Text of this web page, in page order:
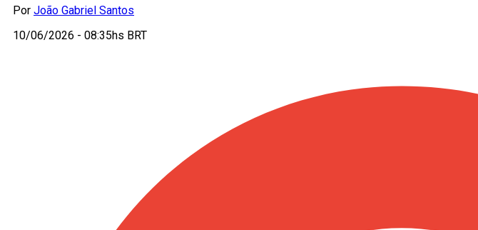
Por João Gabriel Santos
10/06/2026 - 08:35hs BRT